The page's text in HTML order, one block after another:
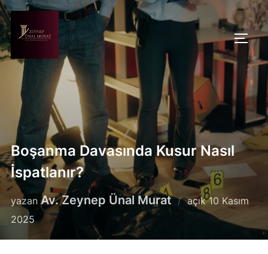
İçeriğe
geç
YAN
Boşanma Davasında Kusur Nasıl
İspatlanır?
yazanAv. Zeynep Ünal Murat açıkYayımlanma
tarihi
10 Kasım
2025